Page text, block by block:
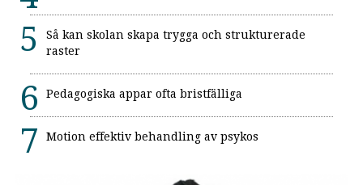
Så kan skolan skapa trygga och strukturerade
raster
Pedagogiska appar ofta bristfälliga
Motion effektiv behandling av psykos